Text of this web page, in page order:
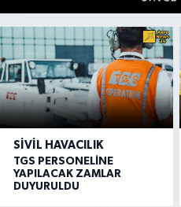
SIVIL HAVACILIK
TGS PERSONELİNE
YAPILACAK ZAMLAR
DUYURULDU